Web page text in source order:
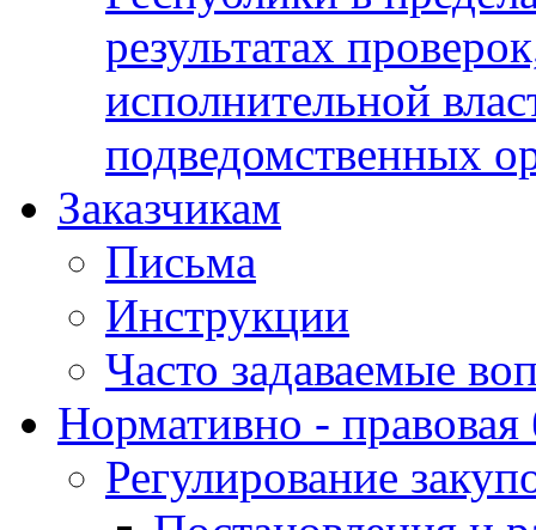
результатах
исполнительной
подведомственных
Заказчикам
Письма
Инструкции
Часто задаваемые
Нормативно - правовая
Регулирование